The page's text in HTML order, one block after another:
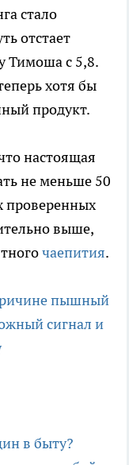
стало
отстает
Тимоша с 5,8.
хотя бы
продукт.
настоящая
не меньше 50
проверенных
выше,
чаепития.
пышный
сигнал и
в быту?